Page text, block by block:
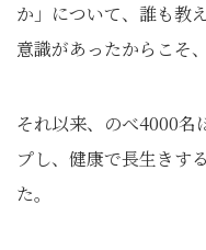
か」について、誰も教
意識があったからこそ
それ以来、のべ4000名
プし、健康で長生きす
た。